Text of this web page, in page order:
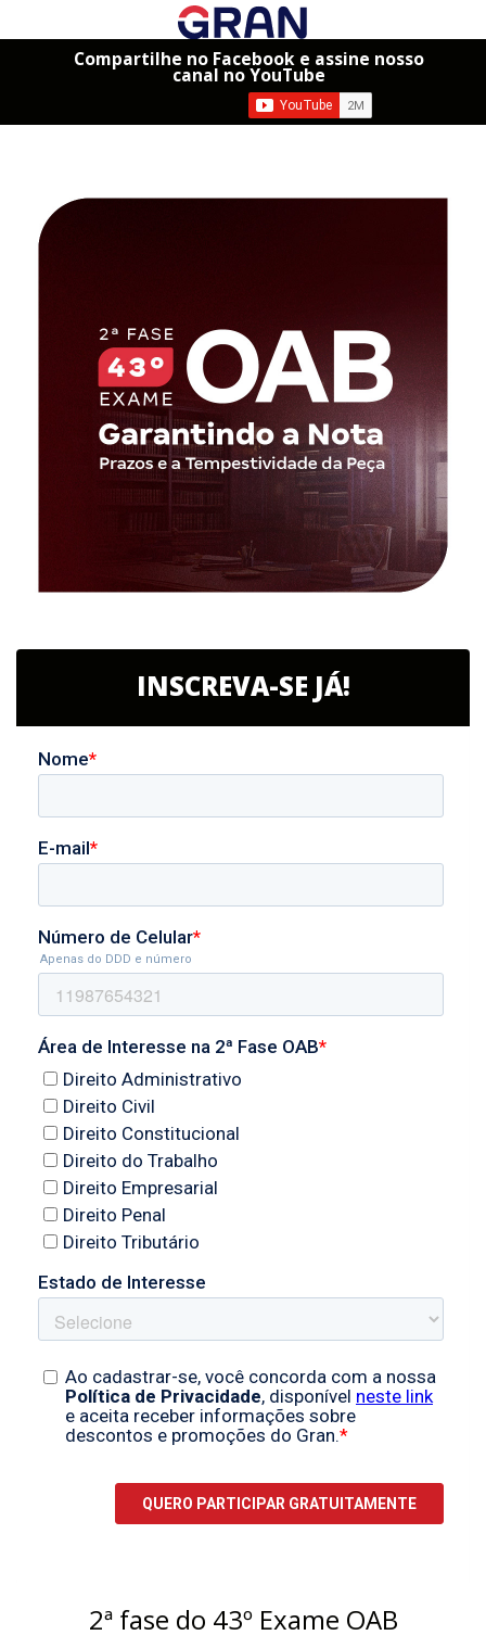
Compartilhe no Facebook e assine nosso
canal no YouTube
INSCREVA-SE JÁ!
2ª fase do 43º Exame OAB